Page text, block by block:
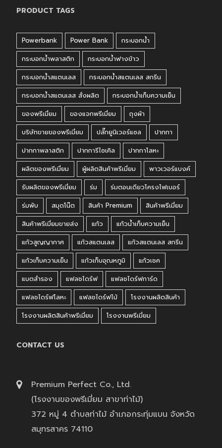
PRODUCT TAGS
Powerbank Power Bank
กระบอกน้ำ
กระบอกน้ำพลาสติก
กระบอกน้ำฟางข้าว
กระบอกน้ำสแตนเลส
กระบอกน้ำสแตนเลส สกรีน
กระบอกน้ำสแตนเลส สั่งผลิต
กระบอกน้ำเก็บความเย็น
ของพรีเมี่ยม
ของแจกพรีเมี่ยม
ถุงผ้า
บริษัทขายของพรีเมี่ยม
ปลั๊กยูนิเวอร์แซล
ปากกา
ปากกาพลาสติก
ปากการีไซเคิล
ปากกาโลหะ
ผลิตของพรีเมี่ยม
ผู้ผลิตสินค้าพรีเมี่ยม
พาวเวอร์แบงค์
รับผลิตของพรีเมี่ยม
ร่ม
ร่มตอนเดียวโครงไฟเบอร์
ร่มพับ
สมุดโน๊ต สินค้า Premium
สินค้าพรีเมี่ยม
สินค้าพรีเมี่ยมขายส่ง
แก้ว
แก้วน้ำเก็บความเย็น
แก้วสูญญากาศ
แก้วสแตนเลส
แก้วสแตนเลส สกรีน
แก้วเก็บความเย็น
แก้วเก็บอุณหภูมิ
แก้วเชค
แบตสำรอง
แฟลชไดร์ฟ
แฟลชไดร์ฟการ์ด
แฟลชไดร์ฟโลหะ
แฟลชไดร์ฟไม้
โรงงานผลิตสินค้า
โรงงานผลิตสินค้าพรีเมี่ยม
โรงงานพรีเมี่ยม
CONTACT US
Premium Perfect Co., Ltd.
(โรงงานของพรีเมี่ยม สาขาท่าไม้)
372 หมู่ 4 ตำบลท่าไม้ อำเภอกระทุ่มแบน จังหวัด
สมุทรสาคร 74110